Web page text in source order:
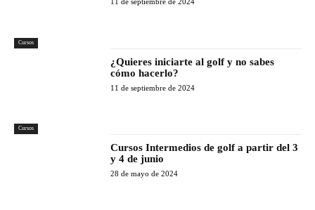
Cursos
11 de septiembre de 2024
Cursos
¿Quieres iniciarte al golf y no sabes
cómo hacerlo?
11 de septiembre de 2024
Cursos Intermedios de golf a partir del 3
y 4 de junio
28 de mayo de 2024